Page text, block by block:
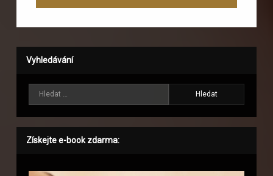
Vyhledávání
Vyhledávání
Získejte e-book zdarma: